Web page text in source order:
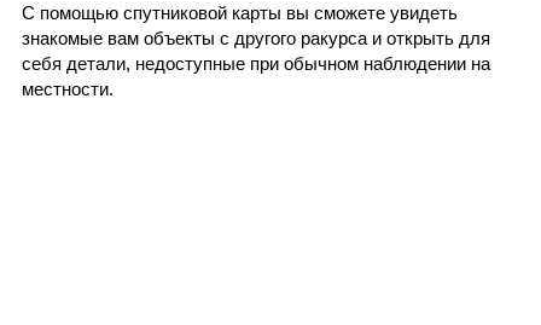
С помощью спутниковой карты вы сможете увидеть
знакомые вам объекты с другого ракурса и открыть для
себя детали, недоступные при обычном наблюдении на
местности.